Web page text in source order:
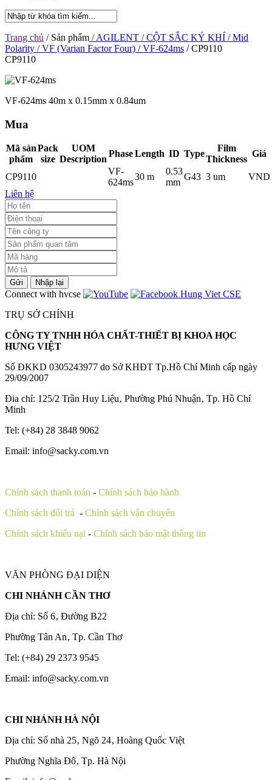
Trang chủ / Sản phẩm / AGILENT / CỘT SẮC KÝ KHÍ / Mid
Polarity / VF (Varian Factor Four) / VF-624ms / CP9110
CP9110
VF-624ms 40m x 0.15mm x 0.84um
Mua
Mã sản
phẩm
Pack
size
UOM
Description
PhaseLength ID Type
Film
Thickness
Giá
CP9110
VF-
624ms
30 m
0.53
mm
G43 3 um
VND
Liên hệ
Gửi Nhập lại
Connect with hvcse
TRỤ SỞ CHÍNH
CÔNG TY TNHH HÓA CHẤT-THIẾT BỊ KHOA HỌC
HƯNG VIỆT
Số ĐKKD 0305243977 do Sở KHĐT Tp.Hồ Chí Minh cấp ngày
29/09/2007
Đia chỉ: 125/2 Trần Huy Liệu‚ Phường Phú Nhuận‚ Tp. Hồ Chí
Minh
Tel: (+84) 28 3848 9062
Email: info@sacky.com.vn
Chính sách thanh toán - Chính sách bảo hành
Chính sách đổi trả - Chính sách vận chuyển
Chính sách khiếu nại - Chính sách bảo mật thông tin
VĂN PHÒNG ĐẠI DIỆN
CHI NHÁNH CẦN THƠ
Địa chỉ: Số 6‚ Đường B22
Phường Tân An‚ Tp. Cần Thơ
Tel: (+84) 29 2373 9545
Email: info@sacky.com.vn
CHI NHÁNH HÀ NỘI
Địa chỉ: Số nhà 25‚ Ngõ 24‚ Hoàng Quốc Việt
Phường Nghĩa Đô‚ Tp. Hà Nội